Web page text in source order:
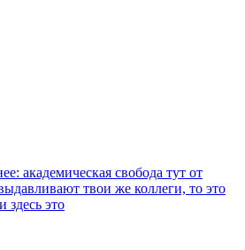
академическая свобода тут от
твои же коллеги, то это
здесь это